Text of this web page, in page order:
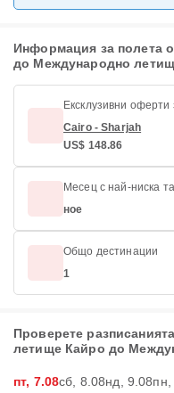
Информация за полета
до Международно
Ексклузивни оферти
Cairo - Sharjah
US$ 148.86
Месец с най-ниска
ное
Общо дестинации
1
Проверете
летище Кайро до
пт, 7.08сб, 8.08нд, 9.08пн,